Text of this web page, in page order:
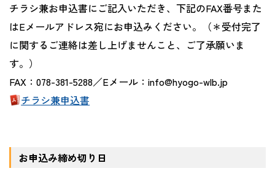
チラシ兼お申込書にご記入いただき、下記のFAX番号また
はEメールアドレス宛にお申込みください。（＊受付完了
に関するご連絡は差し上げませんこと、ご了承願いま
す。）
FAX： 078-381-5288／Eメール： info@hyogo-wlb.jp
チラシ兼申込書
お申込み締め切り日